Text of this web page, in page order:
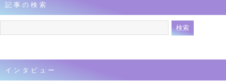
記事の検索
インタビュー